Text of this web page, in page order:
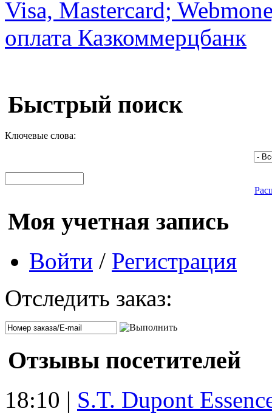
Быстрый поиск
Ключевые слова:
Моя учетная запись
Войти / Регистрация
Отследить заказ:
Отзывы посетителей
18:10 | S.T. Dupont